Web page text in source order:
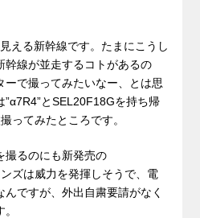
える新幹線です。たまにこうし
幹線が並走するコトがあるの
ーで撮ってみたいなー、とは思
とSEL20F18Gを持ち帰
ってみたところです。
撮るのにも新発売の
ズは威力を発揮しそうで、電
ですが、外出自粛要請がなく